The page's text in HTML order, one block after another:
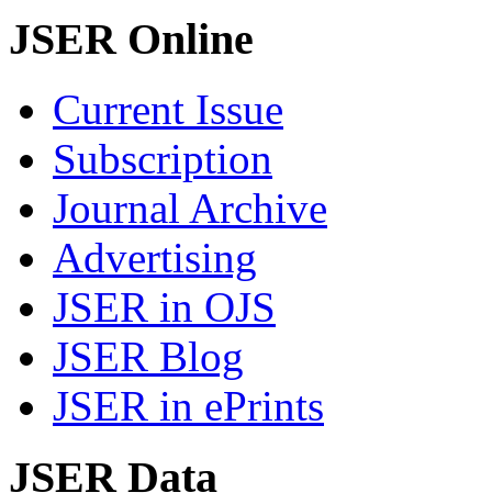
JSER Online
Current Issue
Subscription
Journal Archive
Advertising
JSER in OJS
JSER Blog
JSER in ePrints
JSER Data